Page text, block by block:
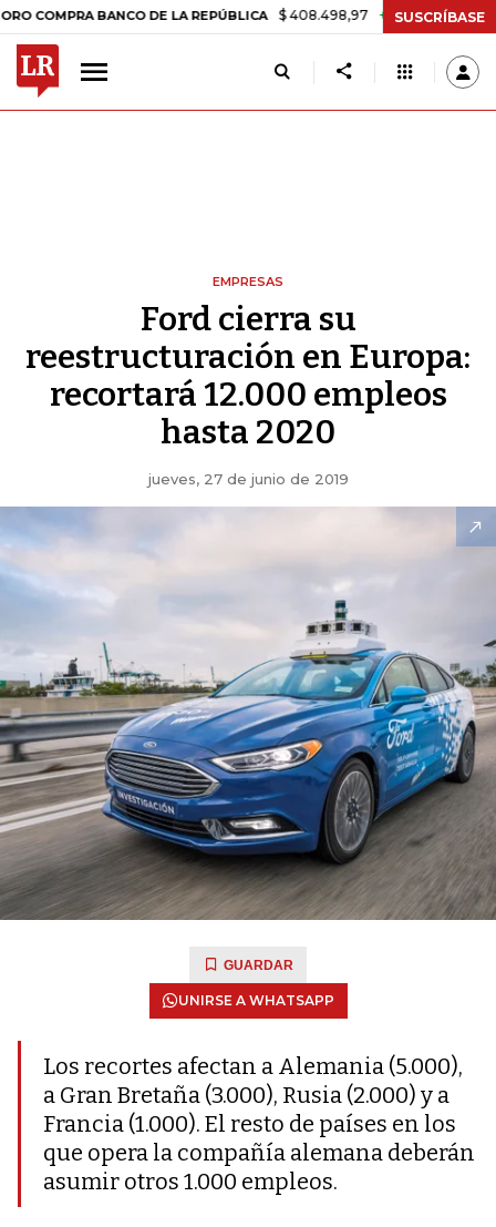
BANCO DE LA REPÚBLICA $ 408.498,97 +$ 8.753,81 +2,19%
SUSCRÍBASE
EMPRESAS
Ford cierra su
reestructuración en Europa:
recortará 12.000 empleos
hasta 2020
jueves, 27 de junio de 2019
GUARDAR
UNIRSE A WHATSAPP
Los recortes afectan a Alemania (5.000),
a Gran Bretaña (3.000), Rusia (2.000) y a
Francia (1.000). El resto de países en los
que opera la compañía alemana deberán
asumir otros 1.000 empleos.